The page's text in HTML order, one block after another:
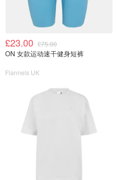
£23.00 £75.00
ON 女款运动速干健身短裤
Flannels UK